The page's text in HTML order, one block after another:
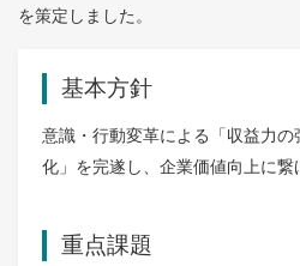
を策定しました。
基本方針
意識・行動変革による「収益力
化」を完遂し、企業価値向上に繋
重点課題